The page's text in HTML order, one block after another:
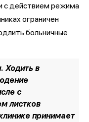
с действием режима
ограничен
больничные
Ходить в
с
листков
принимает